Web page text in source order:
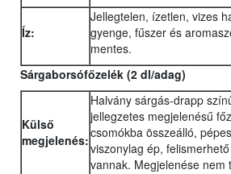
Íz:
Jellegtelen, ízetlen, vizes
gyenge, fűszer és
mentes.
Sárgaborsófőzelék (2 dl/adag)
Külső
megjelenés:
Halvány sárgás-drapp
jellegzetes megjelenésű
csomókba összeálló,
viszonylag ép,
vannak. Megjelenése nem